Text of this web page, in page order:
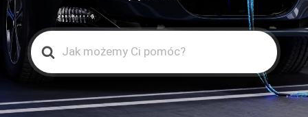
Search
For